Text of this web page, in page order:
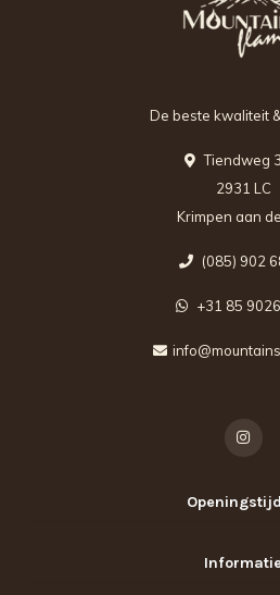
De beste kwaliteit
Tiendweg
2931 LC
Krimpen aan
(085) 902
+31 85